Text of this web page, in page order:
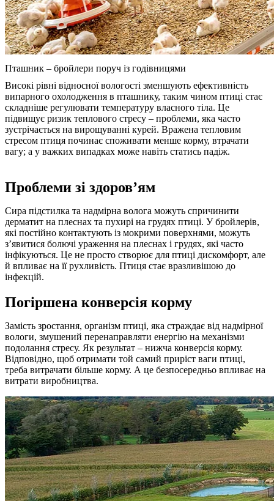
Пташник – бройлери поруч із годівницями
Високі рівні відносної вологості зменшують ефективність
випарного охолодження в пташнику, таким чином птиці стає
складніше регулювати температуру власного тіла. Це
підвищує ризик теплового стресу – проблеми, яка часто
зустрічається на вирощуванні курей. Вражена тепловим
стресом птиця починає споживати менше корму, втрачати
вагу; а у важких випадках може навіть статись падіж.
Проблеми зі здоров’ям
Сира підстилка та надмірна волога можуть спричинити
дерматит на плеснах та пухирі на грудях птиці. У бройлерів,
які постійно контактують із мокрими поверхнями, можуть
з’явитися болючі ураження на плеснах і грудях, які часто
інфікуються. Це не просто створює для птиці дискомфорт, але
й впливає на її рухливість. Птиця стає вразливішою до
інфекцій.
Погіршена конверсія корму
Замість зростання, організм птиці, яка страждає від надмірної
вологи, змушений перенаправляти енергію на механізми
подолання стресу. Як результат – нижча конверсія корму.
Відповідно, щоб отримати той самий приріст ваги птиці,
треба витрачати більше корму. А це безпосередньо впливає на
витрати виробництва.